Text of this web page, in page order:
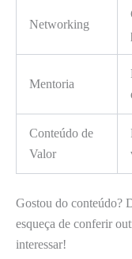
Networking
Mentoria
Conteúdo de
Valor
Gostou do conteúdo?
esqueça de conferir
interessar!